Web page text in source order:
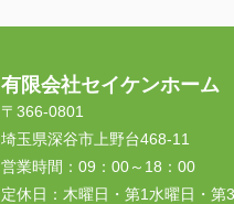
有限会社セイケンホーム
〒366-0801
埼玉県深谷市上野台468-11
営業時間： 09：00～18：00
定休日： 木曜日・第1水曜日・第